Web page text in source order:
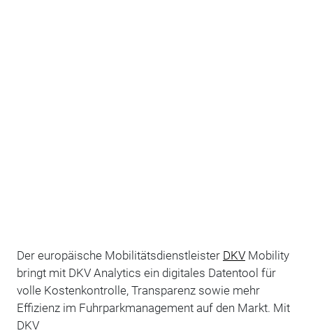
Der europäische Mobilitätsdienstleister DKVMobility
bringt mit DKV Analytics ein digitales Datentool für
volle Kostenkontrolle, Transparenz sowie mehr
Effizienz im Fuhrparkmanagement auf den Markt. Mit
DKV